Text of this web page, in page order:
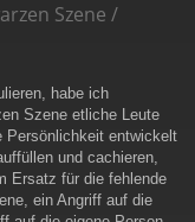
Szene /
habe ich
Szene etliche Leute
Persönlichkeit entwickelt
und cachieren,
Ersatz für die fehlende
ein Angriff auf die